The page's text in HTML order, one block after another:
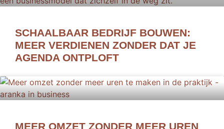
SCHAALBAAR BEDRIJF BOUWEN:
MEER VERDIENEN ZONDER DAT JE
AGENDA ONTPLOFT
MEER OMZET ZONDER MEER UREN